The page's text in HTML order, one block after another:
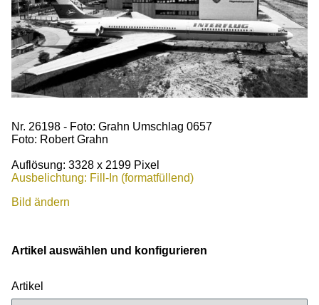
Nr. 26198 - Foto: Grahn Umschlag 0657
Foto: Robert Grahn
Auflösung: 3328 x 2199 Pixel
Ausbelichtung: Fill-In (formatfüllend)
Bild ändern
Artikel auswählen und konfigurieren
Artikel